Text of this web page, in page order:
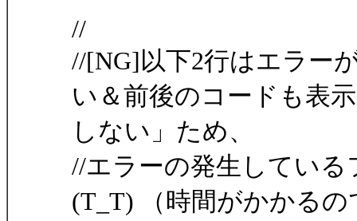
//
//[NG]以下2行はエラー
い＆前後のコードも表示
しない」ため、
//エラーの発生してい
(T_T) （時間がかかるの